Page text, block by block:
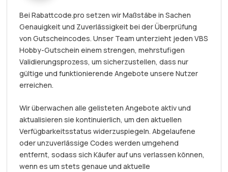
Bei Rabattcode.pro setzen wir Maßstäbe in Sachen
Genauigkeit und Zuverlässigkeit bei der Überprüfung
von Gutscheincodes. Unser Team unterzieht jeden VBS
Hobby-Gutschein einem strengen, mehrstufigen
Validierungsprozess, um sicherzustellen, dass nur
gültige und funktionierende Angebote unsere Nutzer
erreichen.
Wir überwachen alle gelisteten Angebote aktiv und
aktualisieren sie kontinuierlich, um den aktuellen
Verfügbarkeitsstatus widerzuspiegeln. Abgelaufene
oder unzuverlässige Codes werden umgehend
entfernt, sodass sich Käufer auf uns verlassen können,
wenn es um stets genaue und aktuelle